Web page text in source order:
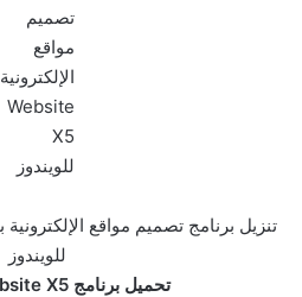
تصميم
مواقع
الإلكترونية
Website
X5
للويندوز
للويندوز
تحميل برنامج Website X5 للويندوز: